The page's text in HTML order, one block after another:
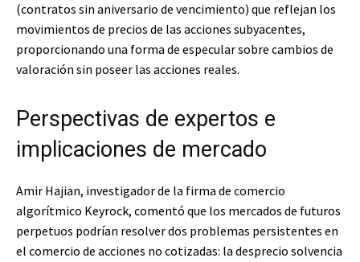
(contratos sin aniversario de vencimiento) que reflejan los
movimientos de precios de las acciones subyacentes,
proporcionando una forma de especular sobre cambios de
valoración sin poseer las acciones reales.
Perspectivas de expertos e
implicaciones de mercado
Amir Hajian, investigador de la firma de comercio
algorítmico Keyrock, comentó que los mercados de futuros
perpetuos podrían resolver dos problemas persistentes en
el comercio de acciones no cotizadas: la desprecio solvencia